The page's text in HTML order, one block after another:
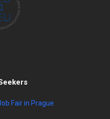
Fair in Prague